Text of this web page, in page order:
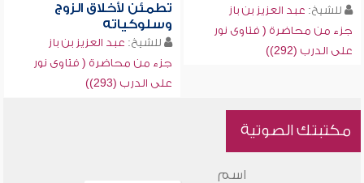
للشيخ: عبد العزيز بن باز
جزء من محاضرة ( فتاوى نور
على الدرب (292))
تطمئن لأخلاق الزوج
وسلوكياته
للشيخ: عبد العزيز بن باز
جزء من محاضرة ( فتاوى نور
على الدرب (293))
مكتبتك الصوتية
اسم